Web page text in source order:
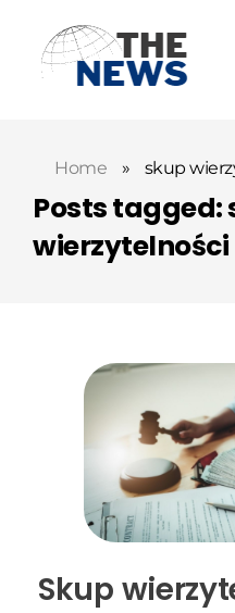
Home » skup
Posts tagged:
Skup